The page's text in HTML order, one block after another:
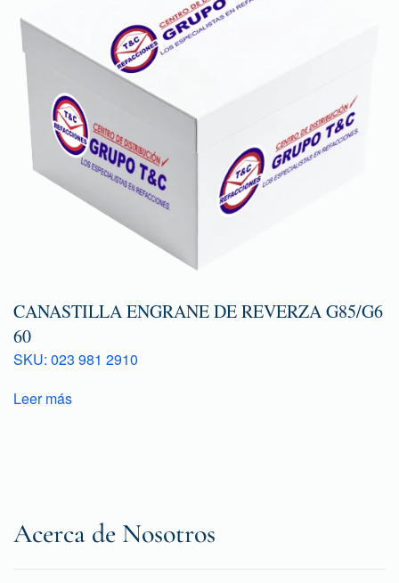
CANASTILLA ENGRANE DE REVERZA G85/G6
60
SKU: 023 981 2910
Leer más
Acerca de Nosotros